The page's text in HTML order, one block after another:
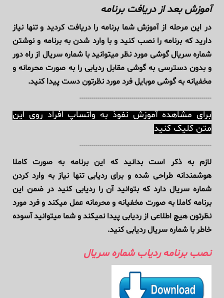
آموزش بعد از دریافت برنامه
در این مرحله از آموزش شما برنامه را دریافت کردید و تنها نیاز
دارید که برنامه را نصب کنید و با وارد شدن به برنامه و نوشتن
شماره سریال گوشی مورد نظر میتوانید با شماره سریال از راه دور
و بدون دسترسی به گوشی مقابل ردیابی را به صورت محرمانه و
مخفیانه به گوشی موبایل فرد مورد نظرتون دست پیدا کنید.
------------------------------------------------------------------
برای مشاهده آموزش نفوذ به واتساپ افراد روی این
متن کلیک کنید
------------------------------------------------------------------
لازم به ذکر است بدانید که این برنامه به صورت کاملا
هوشمندانه طراحی شده و برای ردیابی تنها نیاز به وارد کردن
شماره سریال دارد که بتوانید آن را ردیابی کنید در ضمن این
برنامه کاملا به صورت مخفیانه و محرمانه عمل میکند و فرد مورد
نظرتون هیچ اطلاعی از ردیابی پیدا نمیکند و شما میتوانید آسوده
خاطر با شماره سریال ردیابی کنید.
نصب برنامه ردیاب شماره سریال